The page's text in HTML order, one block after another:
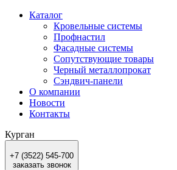
Каталог
Кровельные системы
Профнастил
Фасадные системы
Сопутствующие товары
Черный металлопрокат
Сэндвич-панели
О компании
Новости
Контакты
Курган
+7 (3522) 545-700
заказать звонок